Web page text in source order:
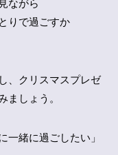
ながら
りで過ごすか
、クリスマスプレゼ
ましょう。
一緒に過ごしたい」